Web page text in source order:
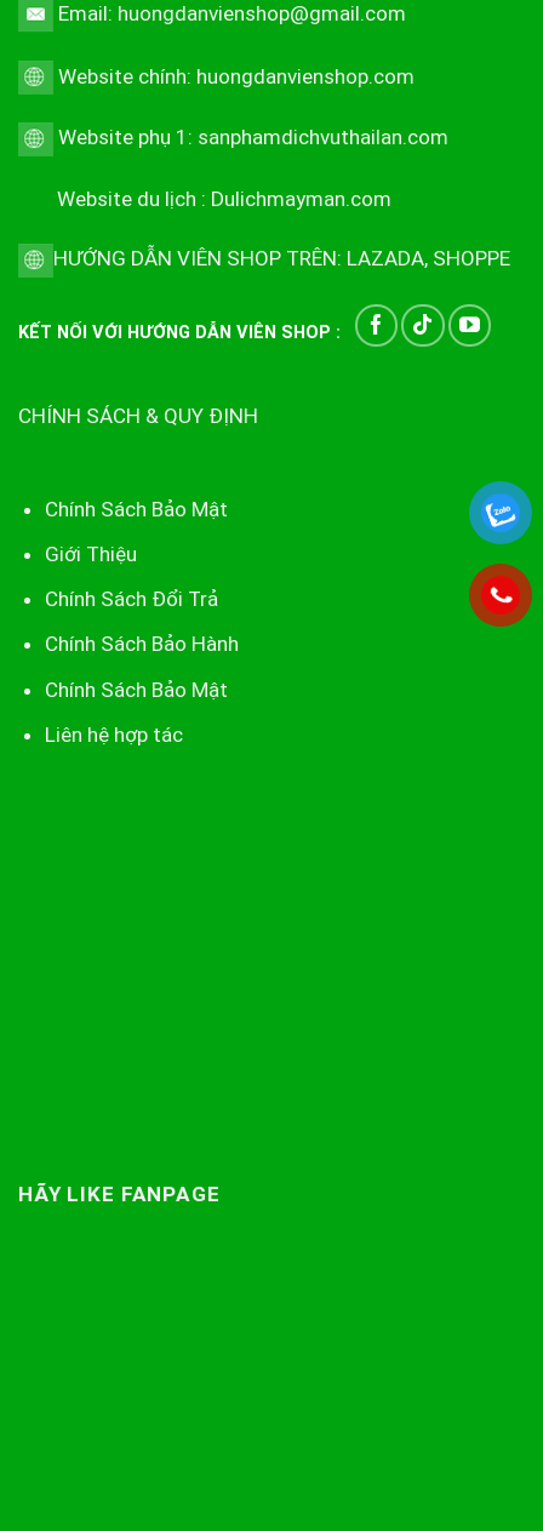
Email: huongdanvienshop@gmail.com
Website chính: huongdanvienshop.com
Website phụ 1: sanphamdichvuthailan.com
Website du lịch : Dulichmayman.com
HƯỚNG DẪN VIÊN SHOP TRÊN: LAZADA, SHOPPE
KẾT NỐI VỚI HƯỚNG DẪN VIÊN SHOP :
CHÍNH SÁCH & QUY ĐỊNH
Chính Sách Bảo Mật
Giới Thiệu
Chính Sách Đổi Trả
Chính Sách Bảo Hành
Chính Sách Bảo Mật
Liên hệ hợp tác
HÃY LIKE FANPAGE